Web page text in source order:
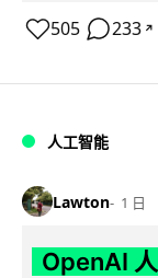
505 233 ↗
人工智能
Lawton 1 日
OpenAI